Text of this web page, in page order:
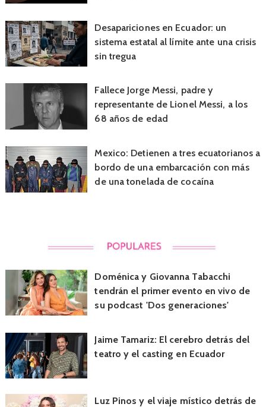
Desapariciones en Ecuador: un
sistema estatal al límite ante una crisis
sin tregua
Fallece Jorge Messi, padre y
representante de Lionel Messi, a los
68 años de edad
Mexico: Detienen a tres ecuatorianos a
bordo de una embarcación con más
de una tonelada de cocaína
Doménica y Giovanna Tabacchi
tendrán el primer evento en vivo de
su podcast 'Dos generaciones'
Jaime Tamariz: El cerebro detrás del
teatro y el casting en Ecuador
Luz Pinos y el viaje místico detrás de